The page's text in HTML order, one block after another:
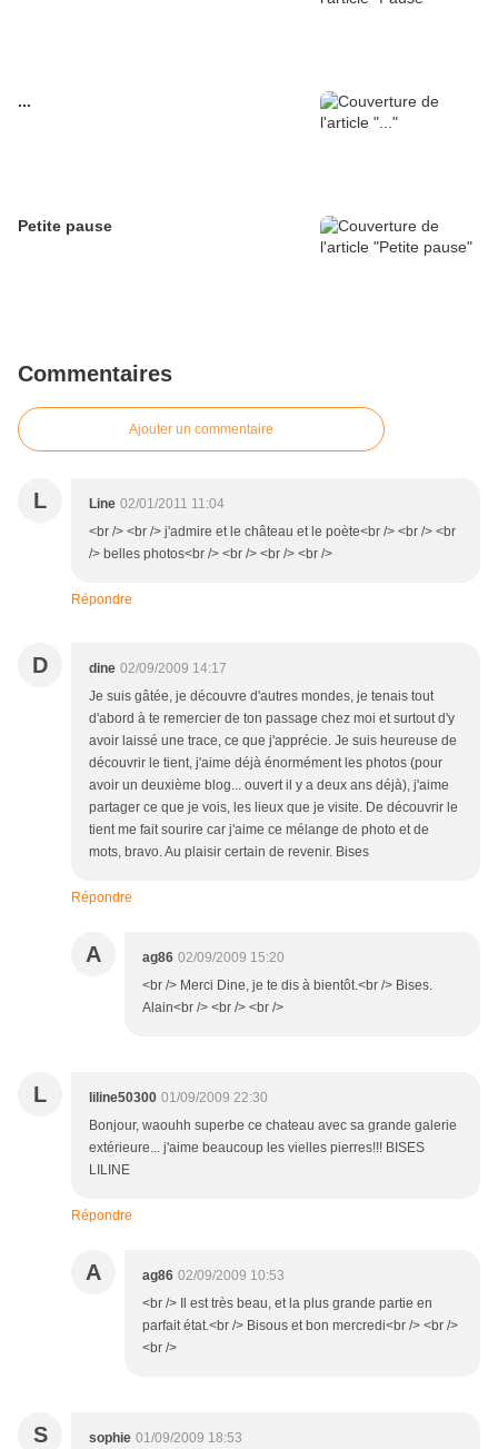
...
Petite pause
Commentaires
Ajouter un commentaire
L Line 02/01/2011 11:04
<br /> <br /> j'admire et le château et le poète<br /> <br /> <br
/> belles photos<br /> <br /> <br /> <br />
Répondre
D dine 02/09/2009 14:17
Je suis gâtée, je découvre d'autres mondes, je tenais tout
d'abord à te remercier de ton passage chez moi et surtout d'y
avoir laissé une trace, ce que j'apprécie. Je suis heureuse de
découvrir le tient, j'aime déjà énormément les photos (pour
avoir un deuxième blog... ouvert il y a deux ans déjà), j'aime
partager ce que je vois, les lieux que je visite. De découvrir le
tient me fait sourire car j'aime ce mélange de photo et de
mots, bravo. Au plaisir certain de revenir. Bises
Répondre
A ag86 02/09/2009 15:20
<br /> Merci Dine, je te dis à bientôt.<br /> Bises.
Alain<br /> <br /> <br />
L liline50300 01/09/2009 22:30
Bonjour, waouhh superbe ce chateau avec sa grande galerie
extérieure... j'aime beaucoup les vielles pierres!!! BISES
LILINE
Répondre
A ag86 02/09/2009 10:53
<br /> Il est très beau, et la plus grande partie en
parfait état.<br /> Bisous et bon mercredi<br /> <br />
<br />
S sophie 01/09/2009 18:53